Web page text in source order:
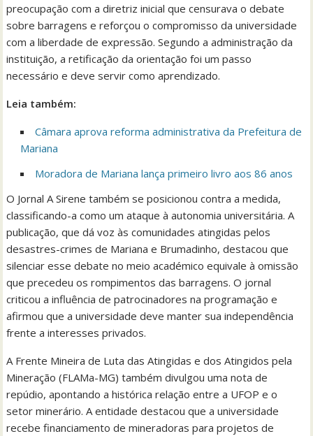
preocupação com a diretriz inicial que censurava o debate
sobre barragens e reforçou o compromisso da universidade
com a liberdade de expressão. Segundo a administração da
instituição, a retificação da orientação foi um passo
necessário e deve servir como aprendizado.
Leia também:
Câmara aprova reforma administrativa da Prefeitura de
Mariana
Moradora de Mariana lança primeiro livro aos 86 anos
O Jornal A Sirene também se posicionou contra a medida,
classificando-a como um ataque à autonomia universitária. A
publicação, que dá voz às comunidades atingidas pelos
desastres-crimes de Mariana e Brumadinho, destacou que
silenciar esse debate no meio académico equivale à omissão
que precedeu os rompimentos das barragens. O jornal
criticou a influência de patrocinadores na programação e
afirmou que a universidade deve manter sua independência
frente a interesses privados.
A Frente Mineira de Luta das Atingidas e dos Atingidos pela
Mineração (FLAMa-MG) também divulgou uma nota de
repúdio, apontando a histórica relação entre a UFOP e o
setor minerário. A entidade destacou que a universidade
recebe financiamento de mineradoras para projetos de